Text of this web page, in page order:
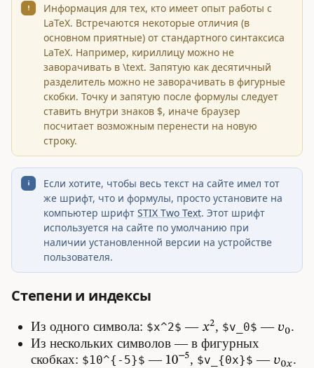
Информация для тех, кто имеет опыт работы с
LaTeX. Встречаются некоторые отличия (в
основном приятные) от стандартного синтаксиса
LaTeX. Например, кириллицу можно не
заворачивать в \text. Запятую как десятичный
разделитель можно не заворачивать в фигурные
скобки. Точку и запятую после формулы следует
ставить внутри знаков $, иначе браузер
посчитает возможным перенести на новую
строку.
Если хотите, чтобы весь текст на сайте имел тот
же шрифт, что и формулы, просто установите на
компьютер шрифт STIX Two Text. Этот шрифт
используется на сайте по умолчанию при
наличии установленной версии на устройстве
пользователя.
Степени и индексы
Из одного символа: $x^2$ — , $v_0$ —
.
Из нескольких символов — в фигурных
скобках: $10^{-5}$ — , $v_{0x}$ — .